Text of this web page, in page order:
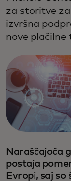
za storitve za
izvršna
nove plačilne
Naraščajoča
postaja
Evropi, saj so